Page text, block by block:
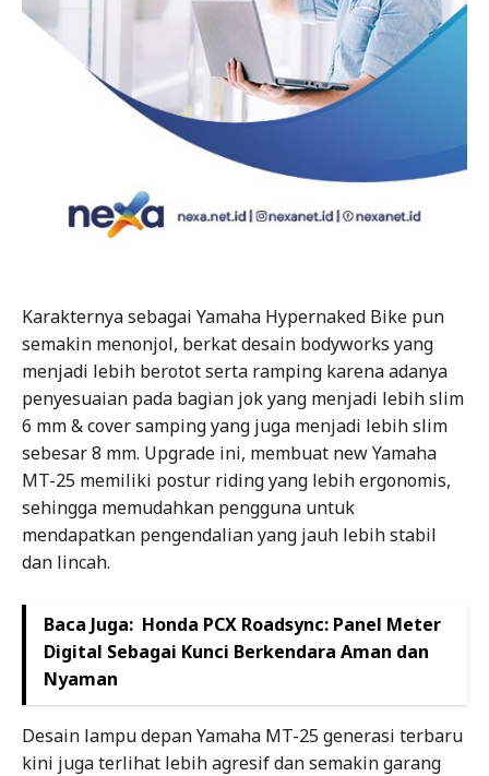
Karakternya sebagai Yamaha Hypernaked Bike pun
semakin menonjol, berkat desain bodyworks yang
menjadi lebih berotot serta ramping karena adanya
penyesuaian pada bagian jok yang menjadi lebih slim
6 mm & cover samping yang juga menjadi lebih slim
sebesar 8 mm. Upgrade ini, membuat new Yamaha
MT-25 memiliki postur riding yang lebih ergonomis,
sehingga memudahkan pengguna untuk
mendapatkan pengendalian yang jauh lebih stabil
dan lincah.
Baca Juga: Honda PCX Roadsync: Panel Meter
Digital Sebagai Kunci Berkendara Aman dan
Nyaman
Desain lampu depan Yamaha MT-25 generasi terbaru
kini juga terlihat lebih agresif dan semakin garang